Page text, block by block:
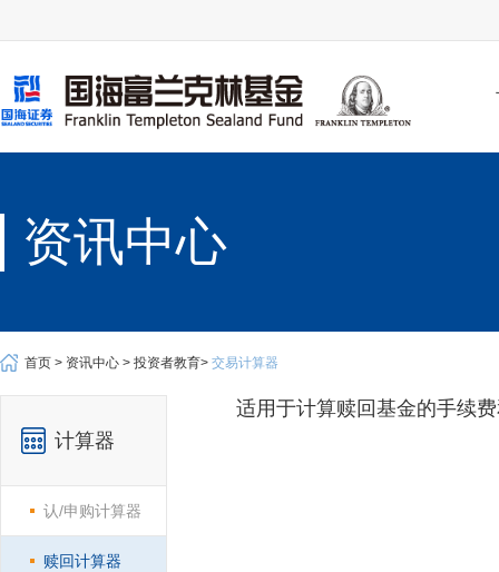
资讯中心
首页 > 资讯中心 > 投资者教育> 交易计算器
计算器
认/申购计算器
赎回计算器
适用于计算赎回基金的手续